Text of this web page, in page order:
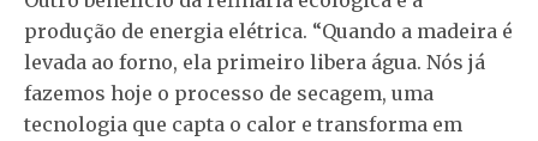
produção de energia elétrica. “Quando a madeira é
levada ao forno, ela primeiro libera água. Nós já
fazemos hoje o processo de secagem, uma
tecnologia que capta o calor e transforma em